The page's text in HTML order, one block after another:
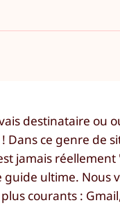
destinataire ou
Dans ce genre de
jamais
ultime.
courants :